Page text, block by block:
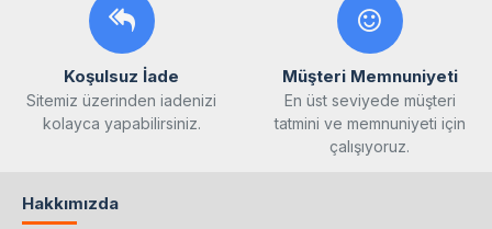
Koşulsuz İade
Sitemiz üzerinden iadenizi
kolayca yapabilirsiniz.
Müşteri Memnuniyeti
En üst seviyede müşteri
tatmini ve memnuniyeti için
çalışıyoruz.
Hakkımızda